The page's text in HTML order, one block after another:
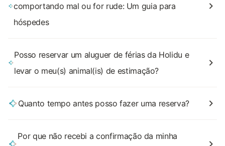
comportando mal ou for rude: Um guia para
hóspedes
Posso reservar um aluguer de férias da Holidu e
levar o meu(s) animal(is) de estimação?
Quanto tempo antes posso fazer uma reserva?
Por que não recebi a confirmação da minha